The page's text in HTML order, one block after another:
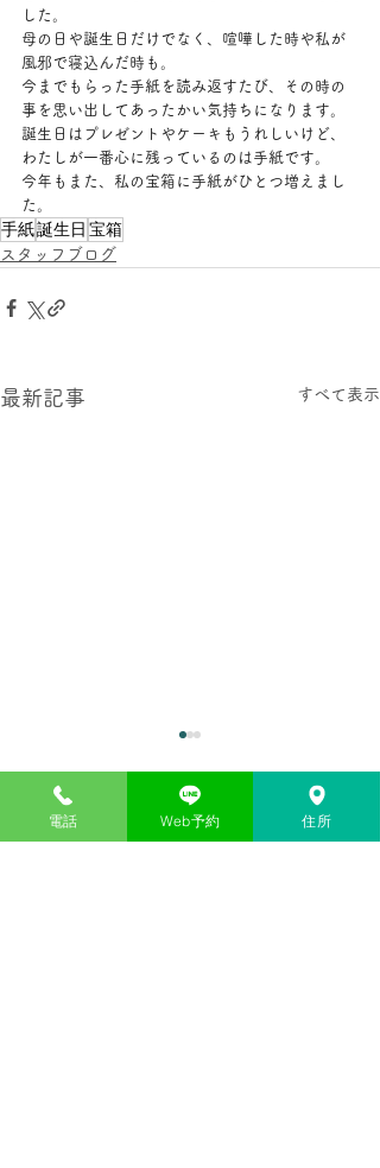
した。
母の日や誕生日だけでなく、喧嘩した時や私が
風邪で寝込んだ時も。
今までもらった手紙を読み返すたび、その時の
事を思い出してあったかい気持ちになります。
誕生日はプレゼントやケーキもうれしいけど、
わたしが一番心に残っているのは手紙です。
今年もまた、私の宝箱に手紙がひとつ増えまし
た。
手紙誕生日 宝箱
スタッフブログ
最新記事 すべて表示
コメント
電話 Web予約 住所